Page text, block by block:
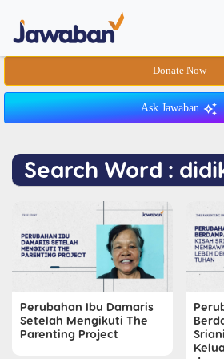
Donate Now
Ask Jawaban
Search Word :
Perubahan Ibu Damaris
Setelah Mengikuti The
Parenting Project